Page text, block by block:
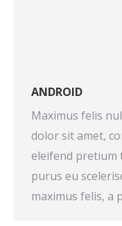
ANDROID
Maximus felis
dolor sit amet,
eleifend pretium
purus eu
maximus felis, a